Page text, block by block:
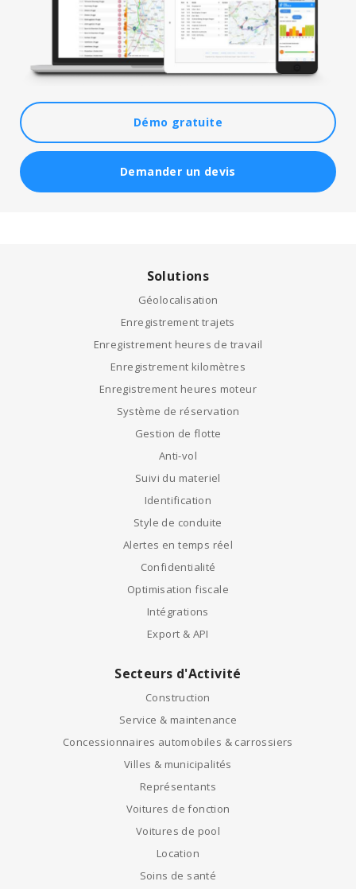
Démo gratuite
Demander un devis
Solutions
Géolocalisation
Enregistrement trajets
Enregistrement heures de travail
Enregistrement kilomètres
Enregistrement heures moteur
Système de réservation
Gestion de flotte
Anti-vol
Suivi du materiel
Identification
Style de conduite
Alertes en temps réel
Confidentialité
Optimisation fiscale
Intégrations
Export & API
Secteurs d'Activité
Construction
Service & maintenance
Concessionnaires automobiles & carrossiers
Villes & municipalités
Représentants
Voitures de fonction
Voitures de pool
Location
Soins de santé